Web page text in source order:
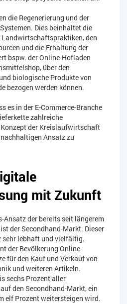
die Regenerierung und der
Dies beinhaltet die
den
und die Erhaltung der
bspw. der Online-Hofladen
über den
biologische Produkte von
bezogen werden können.
es in der E-Commerce-Branche
zahlreiche
der Kreislaufwirtschaft
Ansatz zu
mit Zukunft
der bereits seit längerem
der Secondhand-Markt. Dieser
sehr lebhaft und vielfältig.
der Bevölkerung Online-
für den Kauf und Verkauf von
und weiteren Artikeln.
sechs Prozent aller
den Secondhand-Markt, ein
elf Prozent weitersteigen wird.